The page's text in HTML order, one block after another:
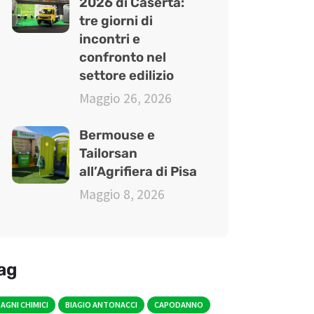
2026 di Caserta:
tre giorni di
incontri e
confronto nel
settore edilizio
Maggio 26, 2026
Bermouse e
Tailorsan
all’Agrifiera di Pisa
Maggio 8, 2026
CHIMICI BIAGIO ANTONACCI CAPODANNO